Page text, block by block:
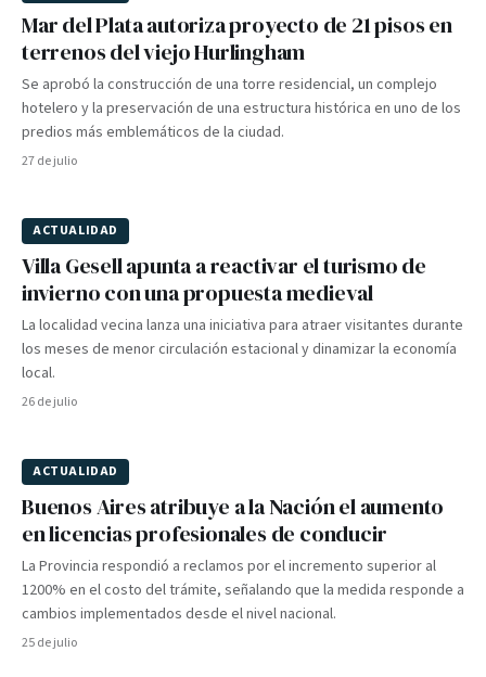
Mar del Plata autoriza proyecto de 21 pisos en
terrenos del viejo Hurlingham
Se aprobó la construcción de una torre residencial, un complejo
hotelero y la preservación de una estructura histórica en uno de los
predios más emblemáticos de la ciudad.
27 de julio
ACTUALIDAD
Villa Gesell apunta a reactivar el turismo de
invierno con una propuesta medieval
La localidad vecina lanza una iniciativa para atraer visitantes durante
los meses de menor circulación estacional y dinamizar la economía
local.
26 de julio
ACTUALIDAD
Buenos Aires atribuye a la Nación el aumento
en licencias profesionales de conducir
La Provincia respondió a reclamos por el incremento superior al
1200% en el costo del trámite, señalando que la medida responde a
cambios implementados desde el nivel nacional.
25 de julio